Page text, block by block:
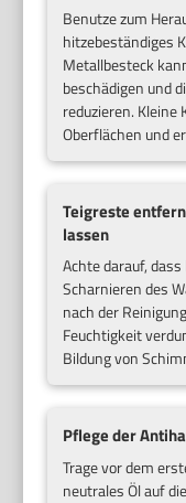
Benutze zum
hitzebeständiges
Metallbesteck
beschädigen und
reduzieren. Kleine
Oberflächen und
Teigreste
lassen
Achte darauf,
Scharnieren des
nach der
Feuchtigkeit
Bildung von
Pflege der
Trage vor dem
neutrales Öl auf